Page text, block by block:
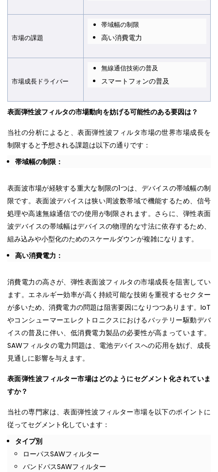
市場の課題
帯域幅の制限
高い消費電力
市場成長ドライバー
無線通信技術の普及
スマートフォンの普及
表面弾性波フィルタの市場動向を妨げる可能性のある要因は？
当社の分析によると、表面弾性波フィルタ市場の世界市場成長を
制限すると予想される課題は以下の通りです：
帯域幅の制限：
表面波市場が経験する重大な制限の1つは、デバイスの帯域幅の制
限です。表面波デバイスは狭い周波数帯域で機能するため、信号
処理や高速無線通信での使用が制限されます。さらに、弾性表面
波デバイスの帯域幅はデバイスの物理的な寸法に依存するため、
組み込みや小型化のためのスケールダウンが複雑になります。
高い消費電力：
消費電力の高さが、弾性表面波フィルタの市場成長を阻害してい
ます。エネルギー効率が高く持続可能な技術を重視するセクター
が多いため、消費電力の問題は阻害要因になりつつあります。IoT
やコンシューマーエレクトロニクスにおけるバッテリー駆動デバ
イスの普及に伴い、低消費電力製品の必要性が高まっています。
SAWフィルタの電力問題は、電池デバイスへの応用を妨げ、成長
見通しに影響を与えます。
表面弾性波フィルター市場はどのようにセグメント化されていま
すか？
当社の専門家は、表面弾性波フィルター市場を以下のポイントに
従ってセグメント化しています：
タイプ別
ローパスSAWフィルター
バンドパスSAWフィルター